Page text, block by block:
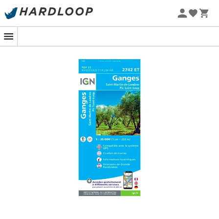
Promos d'été 🔥 -5 % EXTRA dès 2 produits* code Summer5